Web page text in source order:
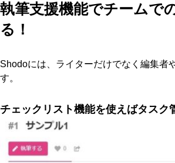
執筆支援機能でチームで
る！
Shodoには、ライターだけでなく編集者
す。
チェックリスト機能を使えばタスク